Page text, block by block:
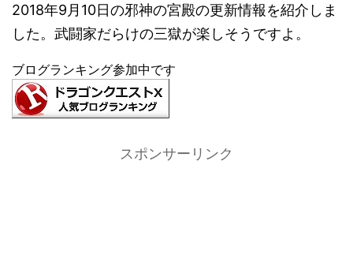
2018年9月10日の邪神の宮殿の更新情報を紹介しま
した。武闘家だらけの三獄が楽しそうですよ。
ブログランキング参加中です
スポンサーリンク